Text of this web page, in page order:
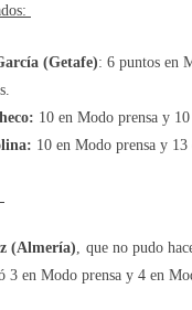
(Getafe): 6 puntos en
10 en Modo prensa y
10 en Modo prensa y 13
(Almería) , que no pudo
3 en Modo prensa y 4 en